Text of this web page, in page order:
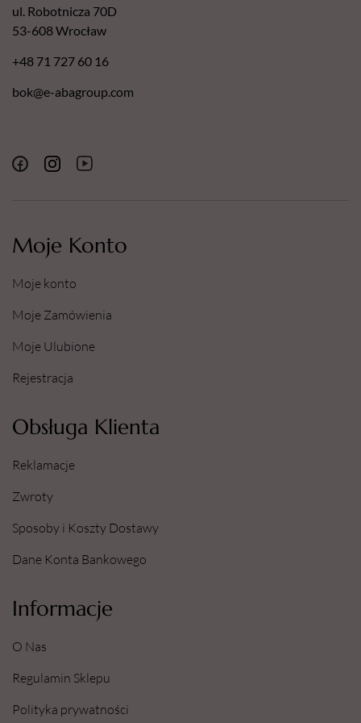
Moje Konto
Moje konto
Moje Zamówienia
Moje Ulubione
Rejestracja
Obsługa Klienta
Reklamacje
Zwroty
Sposoby i Koszty Dostawy
Dane Konta Bankowego
Informacje
O Nas
Regulamin Sklepu
Polityka prywatności
ul. Robotnicza 70D
53-608 Wrocław
+48 71 727 60 16
bok@e-abagroup.com